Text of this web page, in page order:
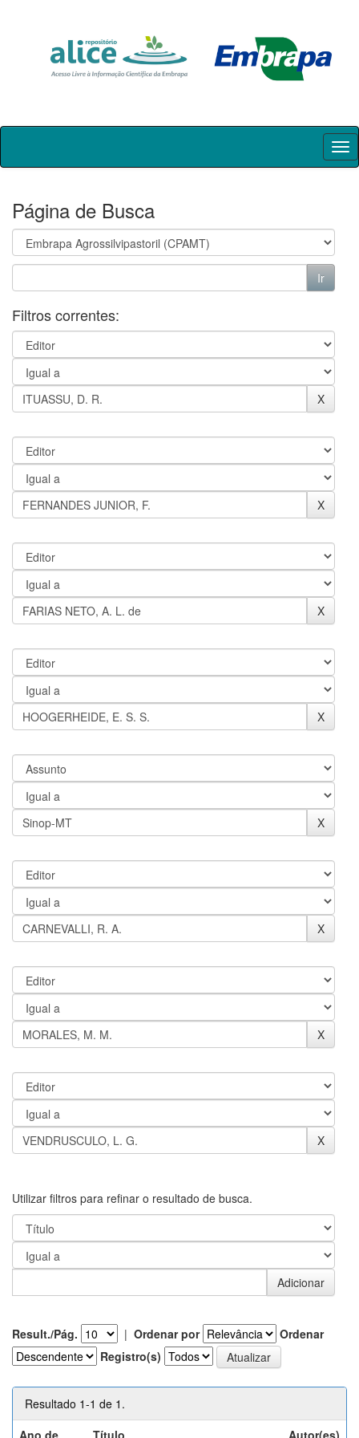
Skip
Página de Busca
Filtros correntes:
Utilizar filtros para refinar o resultado de busca.
Result./Pág. | Ordenar por
Ordenar
Registro(s)
Resultado 1-1 de 1.
Ano de
Título Autor(es)